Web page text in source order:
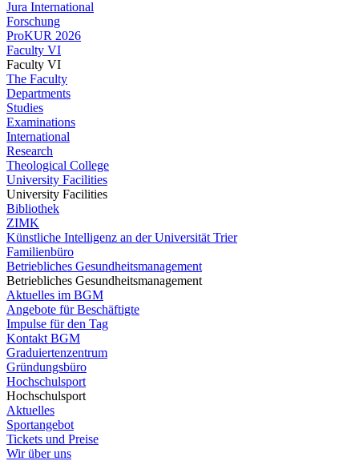
Jura International
Forschung
ProKUR 2026
Faculty VI
Faculty VI
The Faculty
Departments
Studies
Examinations
International
Research
Theological College
University Facilities
University Facilities
Bibliothek
ZIMK
Künstliche Intelligenz an der Universität Trier
Familienbüro
Betriebliches Gesundheitsmanagement
Betriebliches Gesundheitsmanagement
Aktuelles im BGM
Angebote für Beschäftigte
Impulse für den Tag
Kontakt BGM
Graduiertenzentrum
Gründungsbüro
Hochschulsport
Hochschulsport
Aktuelles
Sportangebot
Tickets und Preise
Wir über uns